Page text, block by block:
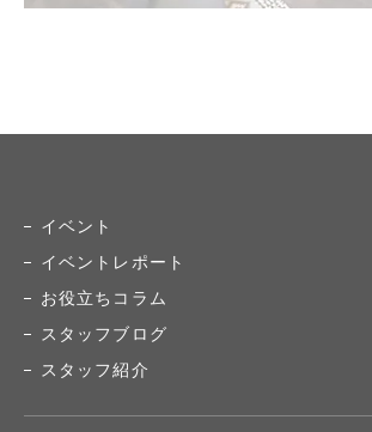
イベント
イベントレポート
お役立ちコラム
スタッフブログ
スタッフ紹介